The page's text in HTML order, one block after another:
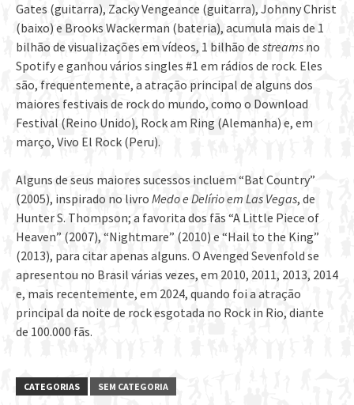
Gates (guitarra), Zacky Vengeance (guitarra), Johnny Christ
(baixo) e Brooks Wackerman (bateria), acumula mais de 1
bilhão de visualizações em vídeos, 1 bilhão de streams no
Spotify e ganhou vários singles #1 em rádios de rock. Eles
são, frequentemente, a atração principal de alguns dos
maiores festivais de rock do mundo, como o Download
Festival (Reino Unido), Rock am Ring (Alemanha) e, em
março, Vivo El Rock (Peru).
Alguns de seus maiores sucessos incluem “Bat Country”
(2005), inspirado no livro Medo e Delírio em Las Vegas, de
Hunter S. Thompson; a favorita dos fãs “A Little Piece of
Heaven” (2007), “Nightmare” (2010) e “Hail to the King”
(2013), para citar apenas alguns. O Avenged Sevenfold se
apresentou no Brasil várias vezes, em 2010, 2011, 2013, 2014
e, mais recentemente, em 2024, quando foi a atração
principal da noite de rock esgotada no Rock in Rio, diante
de 100.000 fãs.
CATEGORIAS SEM CATEGORIA